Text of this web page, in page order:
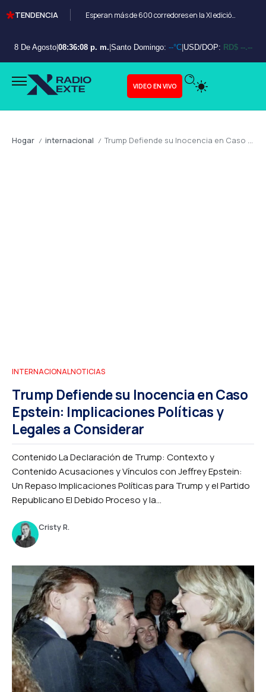
TENDENCIA Esperan más de 600 corredores en la XI edición del Bayahibe 10K
8 De Agosto| 08:36:10 p. m. Santo Domingo: --°C| USD/DOP: RD$ --.--
VIDEO EN VIVO
Hogar / internacional / Trump Defiende su Inocencia en Caso Epstein: Implicaciones Políticas y Legales a Considerar
INTERNACIONALNOTICIAS
Trump Defiende su Inocencia en Caso
Epstein: Implicaciones Políticas y
Legales a Considerar
Contenido La Declaración de Trump: Contexto y
Contenido Acusaciones y Vínculos con Jeffrey Epstein:
Un Repaso Implicaciones Políticas para Trump y el Partido
Republicano El Debido Proceso y la...
Cristy R.